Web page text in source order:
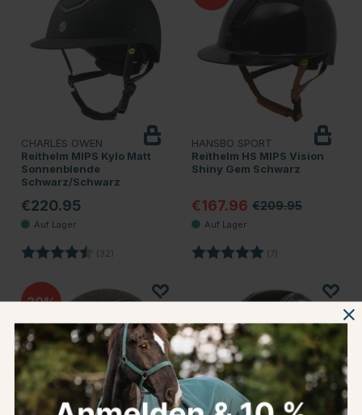
CHARLES OWEN
Reithelm MIPS Kylo Matt
Sonnenblende
Schwarz/Schwarz
€220.95
Bewertung: (32) 4.7 von 5 Sternen
HANSBO SPORT
Reithelm HS MIPS Vision
Shiny Gem Schwarz
€167.96 €209.95
Bewertung: (7)
20